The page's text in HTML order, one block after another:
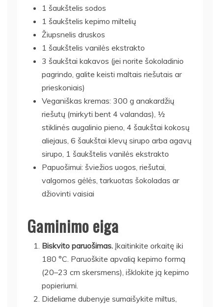
1 šaukštelis sodos
1 šaukštelis kepimo miltelių
Žiupsnelis druskos
1 šaukštelis vanilės ekstrakto
3 šaukštai kakavos (jei norite šokoladinio
pagrindo, galite keisti maltais riešutais ar
prieskoniais)
Veganiškas kremas: 300 g anakardžių
riešutų (mirkyti bent 4 valandas), ½
stiklinės augalinio pieno, 4 šaukštai kokosų
aliejaus, 6 šaukštai klevų sirupo arba agavų
sirupo, 1 šaukštelis vanilės ekstrakto
Papuošimui: šviežios uogos, riešutai,
valgomos gėlės, tarkuotas šokoladas ar
džiovinti vaisiai
Gaminimo eiga
Biskvito paruošimas. Įkaitinkite orkaitę iki
180 °C. Paruoškite apvalią kepimo formą
(20–23 cm skersmens), išklokite ją kepimo
popieriumi.
Dideliame dubenyje sumaišykite miltus,